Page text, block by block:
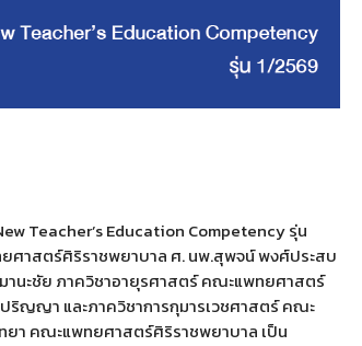
Teacher’s Education Competency รุ่น
ศาสตร์ศิริราชพยาบาล ศ. นพ.สุพจน์ พงศ์ประสบ
นะชัย ภาควิชาอายุรศาสตร์ คณะแพทยศาสตร์
ญา และภาควิชาการกุมารเวชศาสตร์คณะ
า คณะแพทยศาสตร์ศิริราชพยาบาล เป็น